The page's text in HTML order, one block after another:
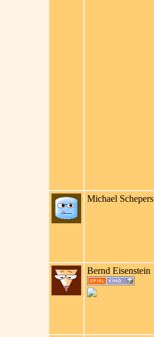
Michael Schepers
Bernd Eisenstein